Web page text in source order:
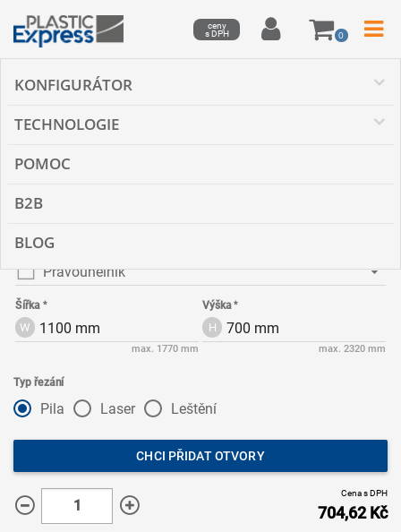
ceny
s DPH
0
KONFIGURÁTOR
TECHNOLOGIE
POMOC
B2B
BLOG
Druh materiálu
Lesklé
Tvar
Pravoúhelník
W
Šířka
max. 1770 mm
H
Výška
max. 2320 mm
Typ řezání
Pila Laser Leštění
CHCI PŘIDAT OTVORY
Cena s DPH
704,62Kč